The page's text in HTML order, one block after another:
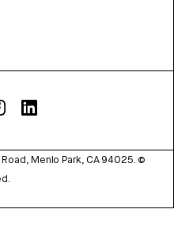
Menlo Park, CA 94025. ©